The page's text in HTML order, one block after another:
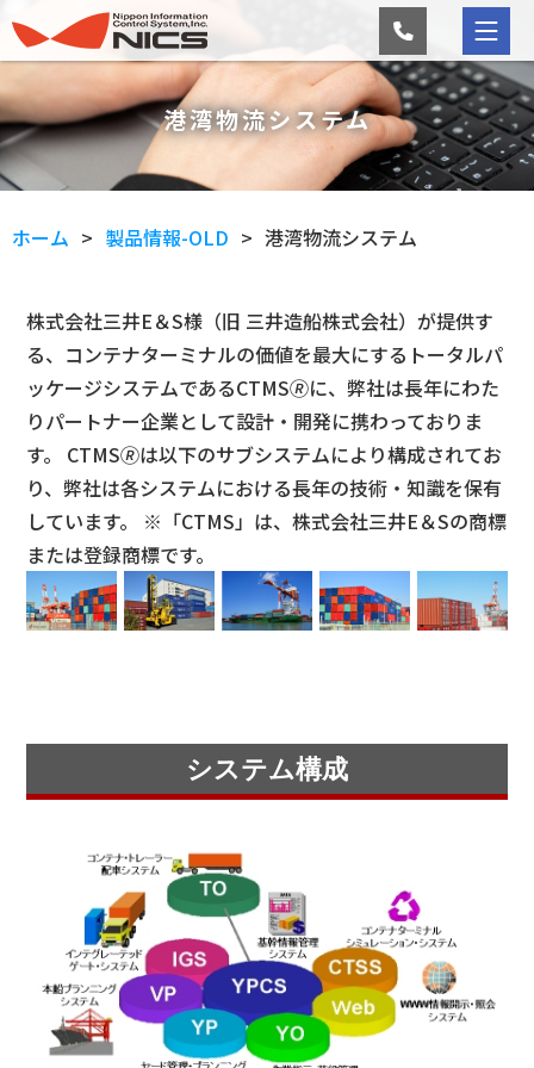
港湾物流システム
ホーム 製品情報-OLD 港湾物流システム
株式会社三井E＆S様（旧 三井造船株式会社）が提供す
る、コンテナターミナルの価値を最大にするトータルパ
ッケージシステムであるCTMS🄬に、弊社は長年にわた
りパートナー企業として設計・開発に携わっておりま
す。 CTMS🄬は以下のサブシステムにより構成されてお
り、弊社は各システムにおける長年の技術・知識を保有
しています。 ※「CTMS」は、株式会社三井E＆Sの商標
または登録商標です。
システム構成